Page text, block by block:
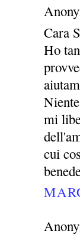
Cara
Ho
mi
cui